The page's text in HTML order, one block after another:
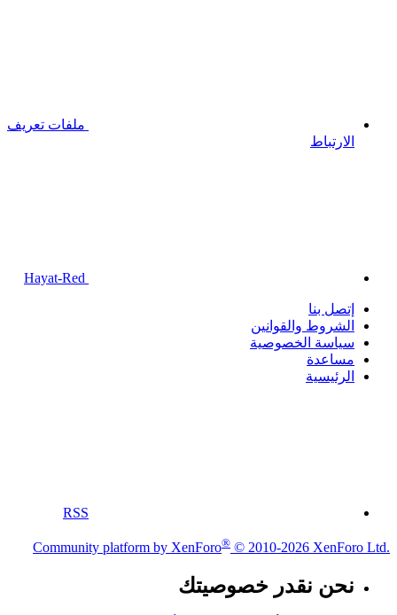
ملفات تعريف
الارتباط
إتصل بنا
الشروط والقوانين
سياسة الخصوصية
مساعدة
الرئيسية
RSS
Community platform by XenForo® © 2010-2026 XenForo Ltd.
نحن نقدر خصوصيتك